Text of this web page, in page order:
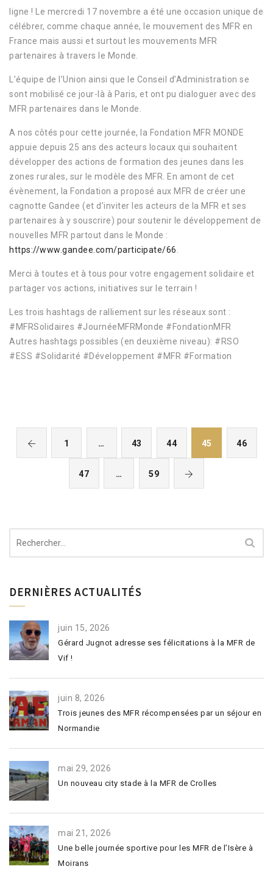
ligne ! Le mercredi 17 novembre a été une occasion unique de
célébrer, comme chaque année, le mouvement des MFR en
France mais aussi et surtout les mouvements MFR
partenaires à travers le Monde.
L’équipe de l’Union ainsi que le Conseil d’Administration se
sont mobilisé ce jour-là à Paris, et ont pu dialoguer avec des
MFR partenaires dans le Monde.
A nos côtés pour cette journée, la Fondation MFR MONDE
appuie depuis 25 ans des acteurs locaux qui souhaitent
développer des actions de formation des jeunes dans les
zones rurales, sur le modèle des MFR. En amont de cet
évènement, la Fondation a proposé aux MFR de créer une
cagnotte Gandee (et d’inviter les acteurs de la MFR et ses
partenaires à y souscrire) pour soutenir le développement de
nouvelles MFR partout dans le Monde :
https://www.gandee.com/participate/66.
Merci à toutes et à tous pour votre engagement solidaire et
partager vos actions, initiatives sur le terrain !
Les trois hashtags de ralliement sur les réseaux sont :
#MFRSolidaires #JournéeMFRMonde #FondationMFR
Autres hashtags possibles (en deuxième niveau): #RSO
#ESS #Solidarité #Développement #MFR #Formation
1 … 43 44 45 46
47 … 59
DERNIÈRES ACTUALITÉS
juin 15, 2026
Gérard Jugnot adresse ses félicitations à la MFR de
Vif !
juin 8, 2026
Trois jeunes des MFR récompensées par un séjour en
Normandie
mai 29, 2026
Un nouveau city stade à la MFR de Crolles
mai 21, 2026
Une belle journée sportive pour les MFR de l’Isère à
Moirans